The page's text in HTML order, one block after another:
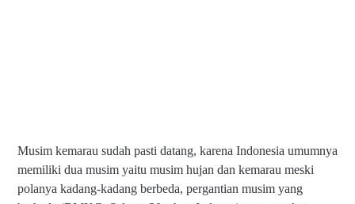
Musim kemarau sudah pasti datang, karena Indonesia umumnya
memiliki dua musim yaitu musim hujan dan kemarau meski
polanya kadang-kadang berbeda, pergantian musim yang